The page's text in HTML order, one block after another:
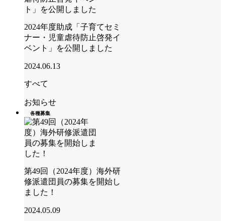
2024年度助成「子育てセミ
ナー・児童虐待防止啓発イ
ベント」を公開しました
2024.06.13
すべて
お知らせ
各種募集
第49回（2024年度）海外研
修派遣団員の募集を開始し
ました！
2024.05.09